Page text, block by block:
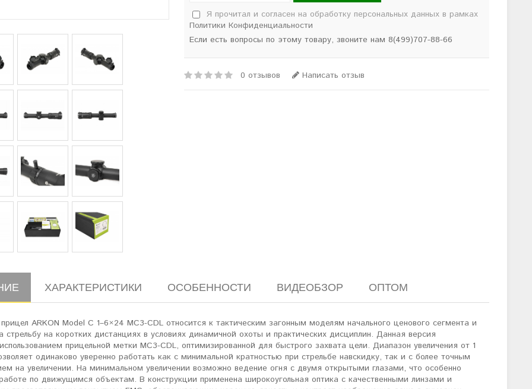
Я прочитал и согласен на обработку персональных данных в рамках
Политики Конфиденциальности
Если есть вопросы по этому товару, звоните нам 8(499)707-88-66
0 отзывов Написать отзыв
ХАРАКТЕРИСТИКИ ОСОБЕННОСТИ ВИДЕОБЗОР ОПТОМ
ARKON Model C 1–6×24 MC3-CDL относится к тактическим загонным моделям начального ценового сегмента и
стрельбу на коротких дистанциях в условиях динамичной охоты и практических дисциплин. Данная версия
прицельной метки MC3-CDL, оптимизированной для быстрого захвата цели. Диапазон увеличения от 1
одинаково уверенно работать как с минимальной кратностью при стрельбе навскидку, так и с более точным
на увеличении. На минимальном увеличении возможно ведение огня с двумя открытыми глазами, что особенно
по движущимся объектам. В конструкции применена широкоугольная оптика с качественными линзами и